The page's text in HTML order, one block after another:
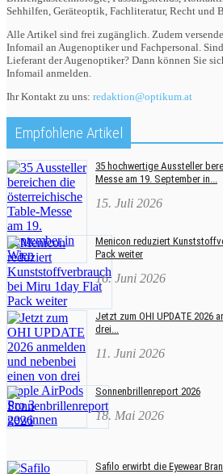
Sehhilfen, Geräteoptik, Fachliteratur, Recht und
Alle Artikel sind frei zugänglich. Zudem
Infomail an Augenoptiker und Fachpersonal.
Lieferant der Augenoptiker? Dann können Sie
Infomail anmelden.
Ihr Kontakt zu uns: redaktion@optikum.at
Empfohlene Artikel
35 hochwertige Aussteller
Messe am 19. September in...
15. Juli 2026
Menicon reduziert
Pack weiter
16. Juni 2026
Jetzt zum OHI UPDATE 2026
drei...
11. Juni 2026
Sonnenbrillenreport 2026
18. Mai 2026
Safilo erwirbt die Eyewear